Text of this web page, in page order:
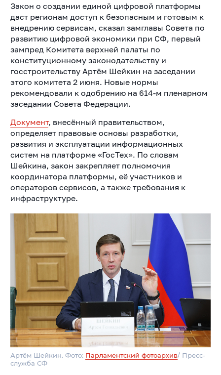
Закон о создании единой цифровой платформы
даст регионам доступ к безопасным и готовым к
внедрению сервисам, сказал замглавы Совета по
развитию цифровой экономики при СФ, первый
зампред Комитета верхней палаты по
конституционному законодательству и
госстроительству Артём Шейкин на заседании
этого комитета 2 июня. Новые нормы
рекомендовали к одобрению на 614-м пленарном
заседании Совета Федерации.
Документ, внесённый правительством,
определяет правовые основы разработки,
развития и эксплуатации информационных
систем на платформе «ГосТех». По словам
Шейкина, закон закрепляет полномочия
координатора платформы, её участников и
операторов сервисов, а также требования к
инфраструктуре.
Артём Шейкин. Фото: Парламентский фотоархив/ Пресс-
служба СФ